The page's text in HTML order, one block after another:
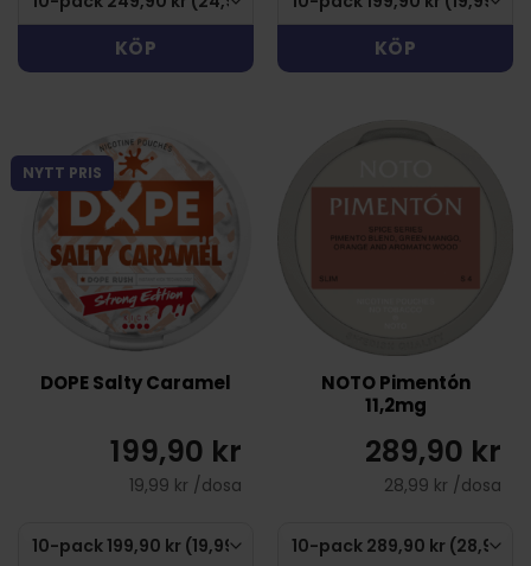
KÖP KÖP
NYTT PRIS
DOPE Salty Caramel
199,90 kr
19,99 kr /dosa
NOTO Pimentón
11,2mg
289,90 kr
28,99 kr /dosa